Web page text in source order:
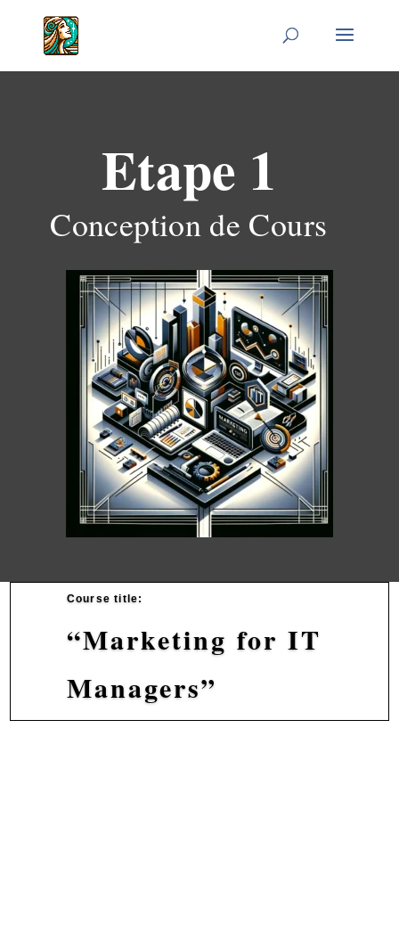
Etape 1
Conception de Cours
Course title:
“Marketing for IT
Managers”